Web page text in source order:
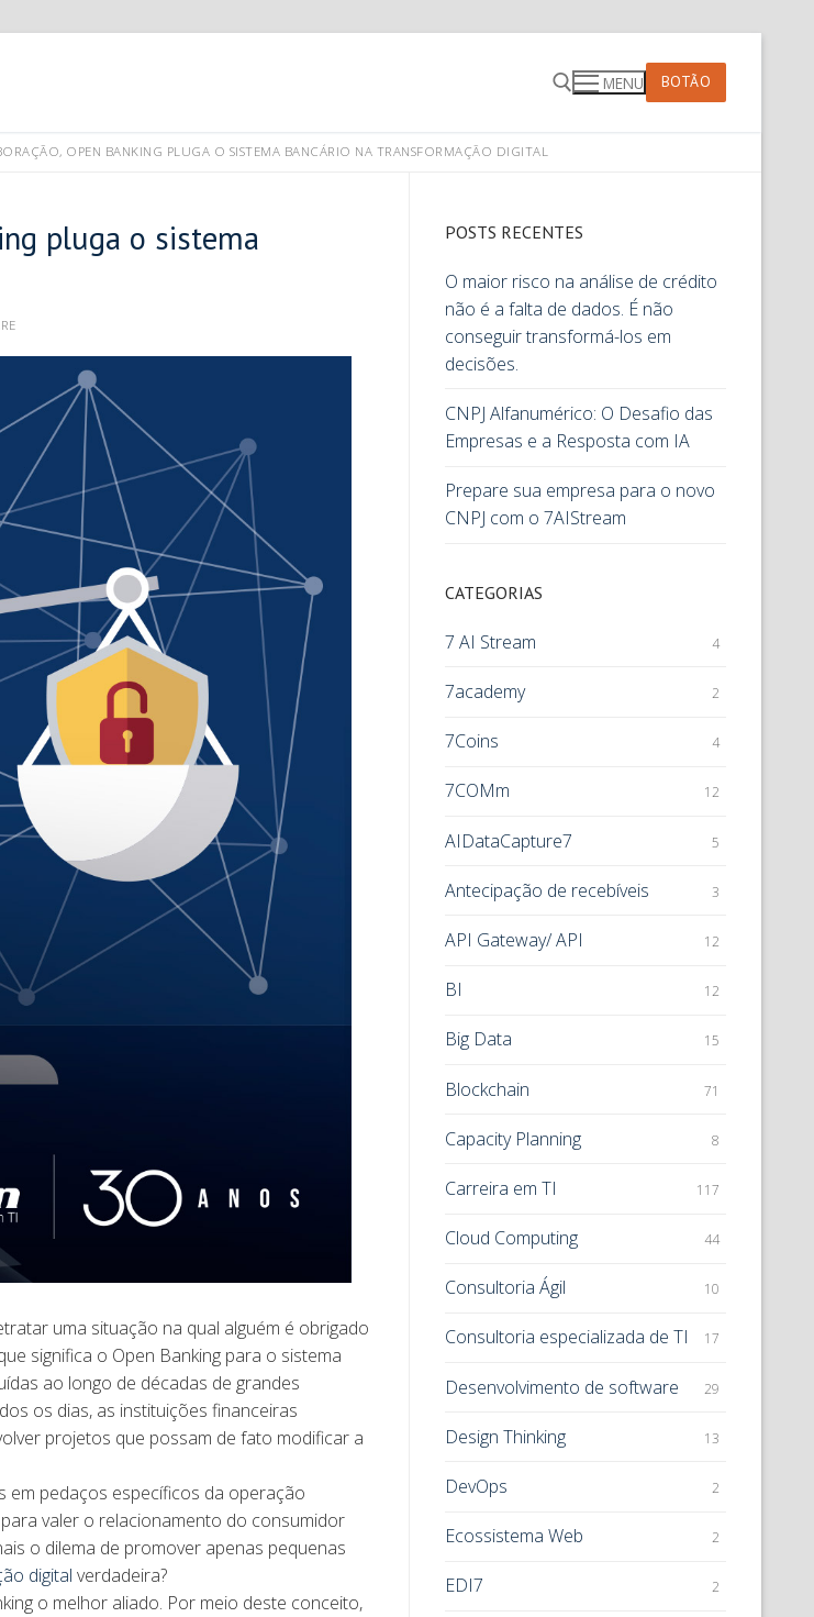
MENU BOTÃO
OPEN BANKING PLUGA O SISTEMA BANCÁRIO NA TRANSFORMAÇÃO DIGITAL
pluga o sistema
uma situação na qual alguém é obrigado
significa o Open Banking para o sistema
ao longo de décadas de grandes
os dias, as instituições financeiras
projetos que possam de fato modificar a
pedaços específicos da operação
valer o relacionamento do consumidor
o dilema de promover apenas pequenas
digital verdadeira?
o melhor aliado. Por meio deste conceito,
POSTS RECENTES
O maior risco na análise de crédito
não é a falta de dados. É não
conseguir transformá-los em
decisões.
CNPJ Alfanumérico: O Desafio das
Empresas e a Resposta com IA
Prepare sua empresa para o novo
CNPJ com o 7AIStream
CATEGORIAS
7 AI Stream 4
7academy 2
7Coins 4
7COMm 12
AIDataCapture7 5
Antecipação de recebíveis 3
API Gateway/ API 12
BI 12
Big Data 15
Blockchain 71
Capacity Planning 8
Carreira em TI 117
Cloud Computing 44
Consultoria Ágil 10
Consultoria especializada de TI 17
Desenvolvimento de software 29
Design Thinking 13
DevOps 2
Ecossistema Web 2
EDI7 2